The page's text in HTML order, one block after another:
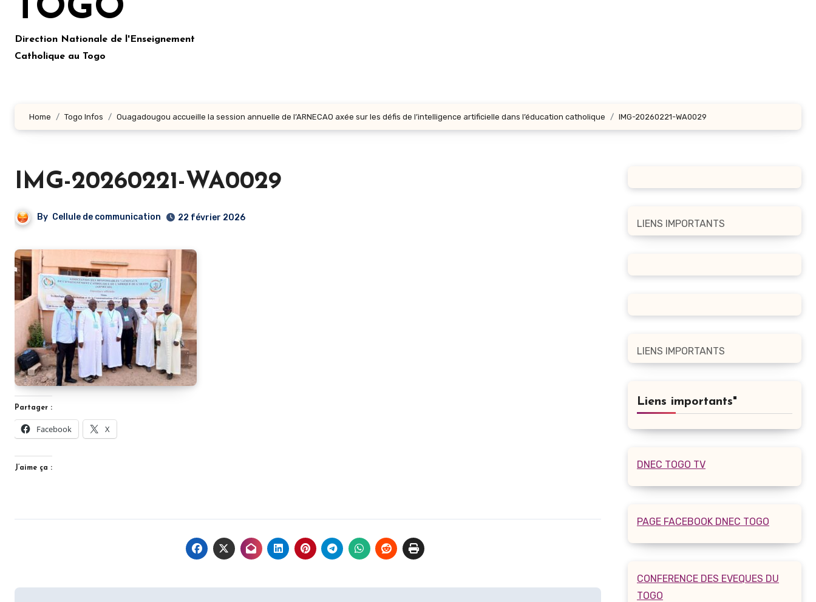
TOGO
Direction Nationale de l'Enseignement
Catholique au Togo
Home Togo Infos Ouagadougou accueille la session annuelle de l’ARNECAO axée sur les défis de l’intelligence artificielle dans l’éducation catholique IMG-20260221-WA0029
IMG-20260221-WA0029
By Cellule de communication 22 février 2026
Partager :
Facebook X
J’aime ça :
LIENS IMPORTANTS
LIENS IMPORTANTS
Liens importants"
DNEC TOGO TV
PAGE FACEBOOK DNEC TOGO
CONFERENCE DES EVEQUES DU
TOGO